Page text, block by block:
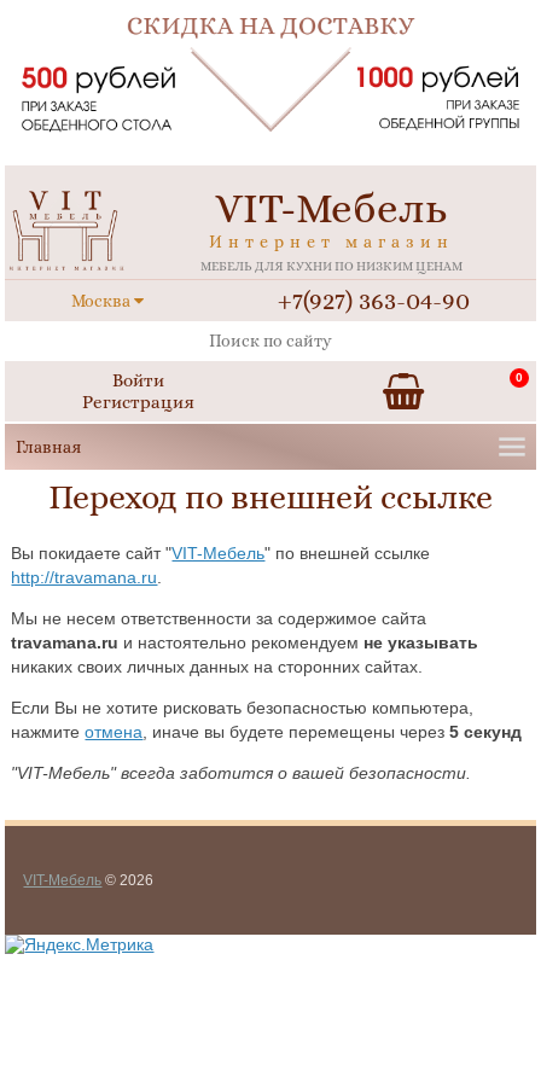
VIT-Мебель
Интернет магазин
МЕБЕЛЬ ДЛЯ КУХНИ ПО НИЗКИМ ЦЕНАМ
Москва +7(927) 363-04-90
Войти
Регистрация
0
Переход по внешней ссылке
Вы покидаете сайт "VIT-Мебель" по внешней ссылке
http://travamana.ru
Мы не несем ответственности за содержимое сайта
travamana.ru и настоятельно рекомендуем не указывать
никаких своих личных данных на сторонних сайтах.
Если Вы не хотите рисковать безопасностью компьютера,
нажмитеотмена , иначе вы будете перемещены через5 секунд
"VIT-Мебель" всегда заботится о вашей безопасности.
VIT-Мебель © 2026